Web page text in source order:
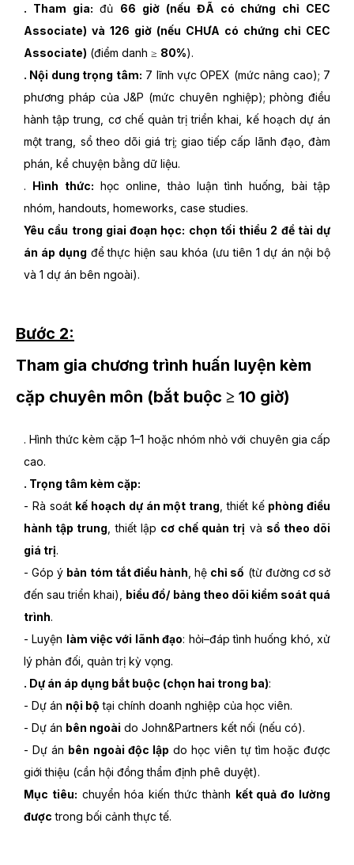
. Tham gia: đủ 66 giờ (nếu ĐÃ có chứng chỉ CEC
Associate) và 126 giờ (nếu CHƯA có chứng chỉ CEC
Associate) (điểm danh ≥ 80%).
. Nội dung trọng tâm: 7 lĩnh vực OPEX (mức nâng cao); 7
phương pháp của J&P (mức chuyên nghiệp); phòng điều
hành tập trung, cơ chế quản trị triển khai, kế hoạch dự án
một trang, sổ theo dõi giá trị; giao tiếp cấp lãnh đạo, đàm
phán, kể chuyện bằng dữ liệu.
. Hình thức: học online, thảo luận tình huống, bài tập
nhóm, handouts, homeworks, case studies.
Yêu cầu trong giai đoạn học: chọn tối thiểu 2 đề tài dự
án áp dụng để thực hiện sau khóa (ưu tiên 1 dự án nội bộ
và 1 dự án bên ngoài).
Bước 2:
Tham gia chương trình huấn luyện kèm
cặp chuyên môn (bắt buộc ≥ 10 giờ)
. Hình thức kèm cặp 1–1 hoặc nhóm nhỏ với chuyên gia cấp
cao.
. Trọng tâm kèm cặp:
- Rà soát kế hoạch dự án một trang , thiết kế phòng điều
hành tập trung , thiết lập cơ chế quản trị và sổ theo dõi
giá trị.
- Góp ý bản tóm tắt điều hành , hệ chỉ số (từ đường cơ sở
đến sau triển khai), biểu đồ/ bảng theo dõi kiểm soát quá
trình.
- Luyện làm việc với lãnh đạo: hỏi–đáp tình huống khó, xử
lý phản đối, quản trị kỳ vọng.
. Dự án áp dụng bắt buộc (chọn hai trong ba):
- Dự án nội bộ tại chính doanh nghiệp của học viên.
- Dự án bên ngoài do John&Partners kết nối (nếu có).
- Dự án bên ngoài độc lập do học viên tự tìm hoặc được
giới thiệu (cần hội đồng thẩm định phê duyệt).
Mục tiêu: chuyển hóa kiến thức thành kết quả đo lường
được trong bối cảnh thực tế.